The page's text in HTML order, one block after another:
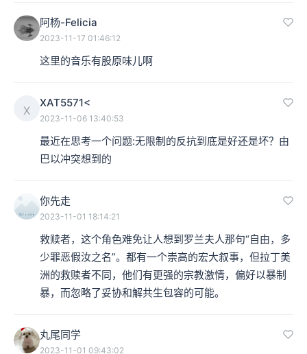
命，按我们惯常的理解，就是革旧势力的命，砸烂一个旧
世界，开创一个新世界。切·格瓦拉的思想中有一个核心观
念，那就是革命的一大任务是造就“新人”
本集编辑：小蒲
阿杨-Felicia
2023-11-17 01:46:12
这里的音乐有股原味儿啊
X
XAT5571<
2023-11-06 13:40:53
最近在思考一个问题:无限制的反抗到底是好还是坏？由
巴以冲突想到的
你先走
2023-11-01 18:14:21
救赎者，这个角色难免让人想到罗兰夫人那句“自由，多
少罪恶假汝之名”。都有一个崇高的宏大叙事，但拉丁美
洲的救赎者不同，他们有更强的宗教激情，偏好以暴制
暴，而忽略了妥协和解共生包容的可能。
丸尾同学
2023-11-01 09:43:02